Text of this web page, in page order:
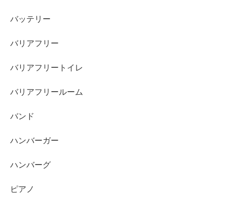
バッテリー
バリアフリー
バリアフリートイレ
バリアフリールーム
バンド
ハンバーガー
ハンバーグ
ピアノ